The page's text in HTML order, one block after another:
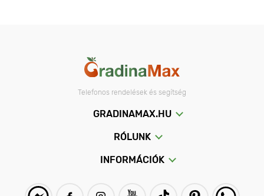
Telefonos rendelések és segítség
GRADINAMAX.HU
RÓLUNK
INFORMÁCIÓK